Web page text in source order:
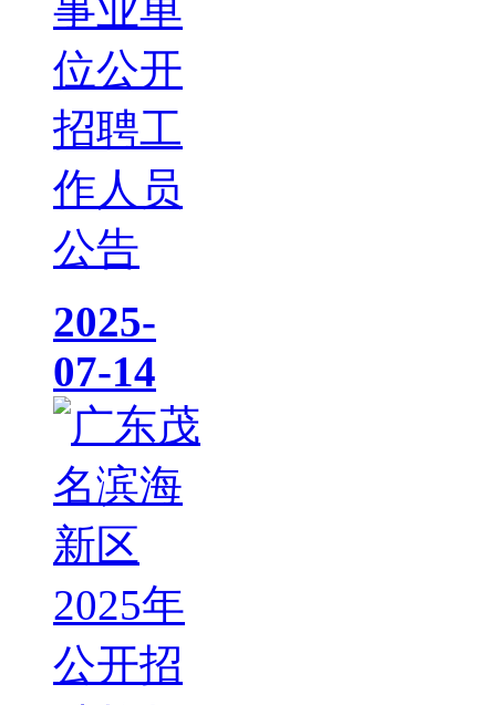
位公开
招聘工
作人员
公告
2025-
07-14